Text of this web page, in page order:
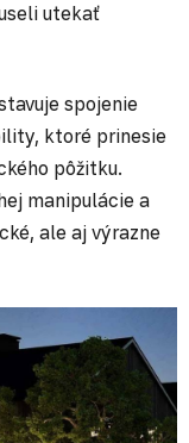
utekať
spojenie
ktoré prinesie
pôžitku.
manipulácie a
ale aj výrazne